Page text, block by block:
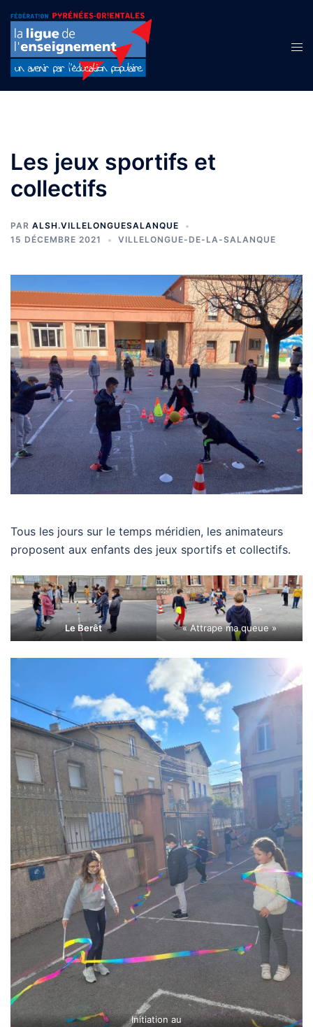
contenu
Les jeux sportifs et
collectifs
PAR ALSH.VILLELONGUESALANQUE
15 DÉCEMBRE 2021
VILLELONGUE-DE-LA-SALANQUE
Tous les jours sur le temps méridien, les animateurs
proposent aux enfants des jeux sportifs et collectifs.
Le Berêt « Attrape ma queue »
Initiation au